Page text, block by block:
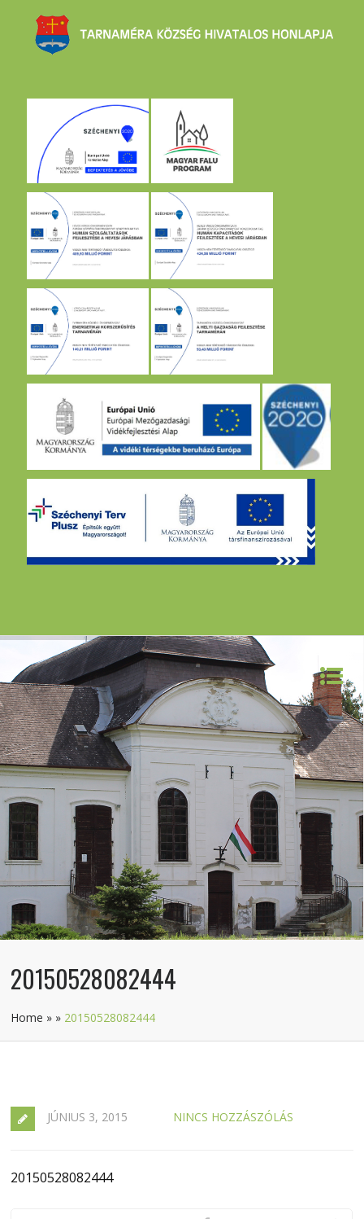
20150528082444
Home » » 20150528082444
JÚNIUS 3, 2015 NINCS HOZZÁSZÓLÁS
20150528082444